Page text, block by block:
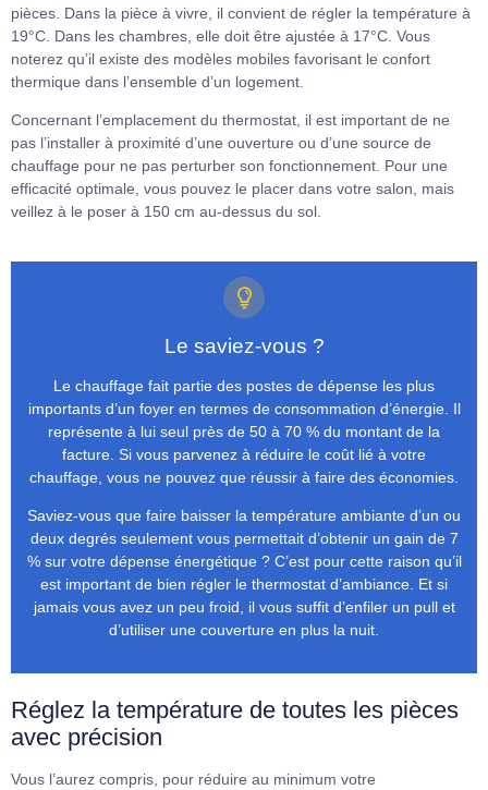
pièces. Dans la pièce à vivre, il convient de régler la température à
19°C. Dans les chambres, elle doit être ajustée à 17°C. Vous
noterez qu’il existe des modèles mobiles favorisant le confort
thermique dans l’ensemble d’un logement.
Concernant l’emplacement du thermostat, il est important de ne
pas l’installer à proximité d’une ouverture ou d’une source de
chauffage pour ne pas perturber son fonctionnement. Pour une
efficacité optimale, vous pouvez le placer dans votre salon, mais
veillez à le poser à 150 cm au-dessus du sol.
Le saviez-vous ?
Le chauffage fait partie des postes de dépense les plus
importants d’un foyer en termes de consommation d’énergie. Il
représente à lui seul près de 50 à 70 % du montant de la
facture. Si vous parvenez à réduire le coût lié à votre
chauffage, vous ne pouvez que réussir à faire des économies.
Saviez-vous que faire baisser la température ambiante d’un ou
deux degrés seulement vous permettait d’obtenir un gain de 7
% sur votre dépense énergétique ? C’est pour cette raison qu’il
est important de bien régler le thermostat d’ambiance. Et si
jamais vous avez un peu froid, il vous suffit d’enfiler un pull et
d’utiliser une couverture en plus la nuit.
Réglez la température de toutes les pièces
avec précision
Vous l’aurez compris, pour réduire au minimum votre